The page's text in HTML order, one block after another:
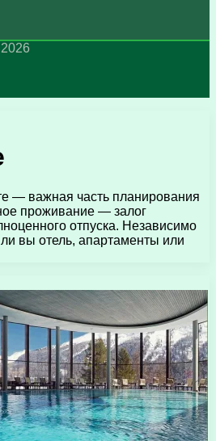
— важная часть планирования
проживание — залог
отпуска. Независимо
ли вы отель, апартаменты или